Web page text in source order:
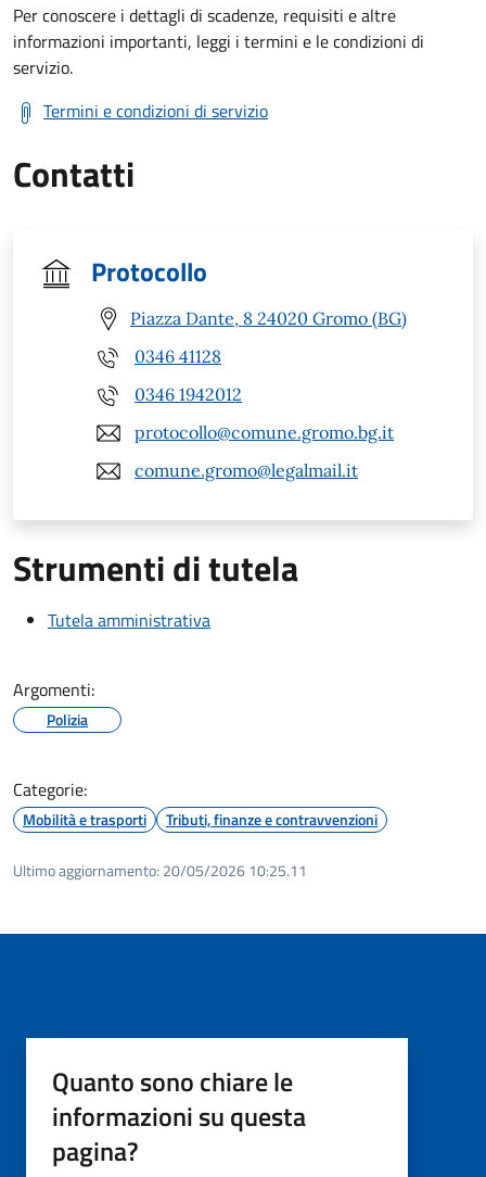
Per conoscere i dettagli di scadenze, requisiti e altre
informazioni importanti, leggi i termini e le condizioni di
servizio.
Termini e condizioni di servizio
Contatti
Protocollo
Piazza Dante, 8 24020 Gromo (BG)
0346 41128
0346 1942012
protocollo@comune.gromo.bg.it
comune.gromo@legalmail.it
Strumenti di tutela
Tutela amministrativa
Argomenti:
Polizia
Categorie:
Mobilità e trasporti Tributi, finanze e contravvenzioni
Ultimo aggiornamento: 20/05/2026 10:25.11
Quanto sono chiare le
informazioni su questa
pagina?